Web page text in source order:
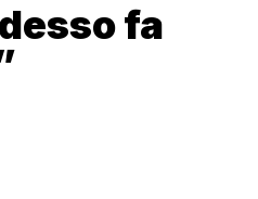
fa